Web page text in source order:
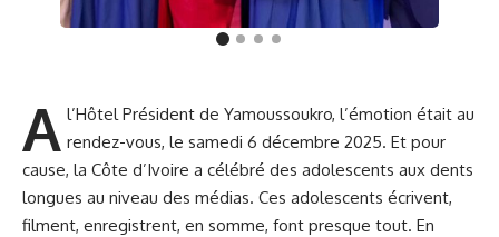
A l’Hôtel Président de Yamoussoukro, l’émotion était au
rendez-vous, le samedi 6 décembre 2025. Et pour
cause, la Côte d’Ivoire a célébré des adolescents aux dents
longues au niveau des médias. Ces adolescents écrivent,
filment, enregistrent, en somme, font presque tout. En